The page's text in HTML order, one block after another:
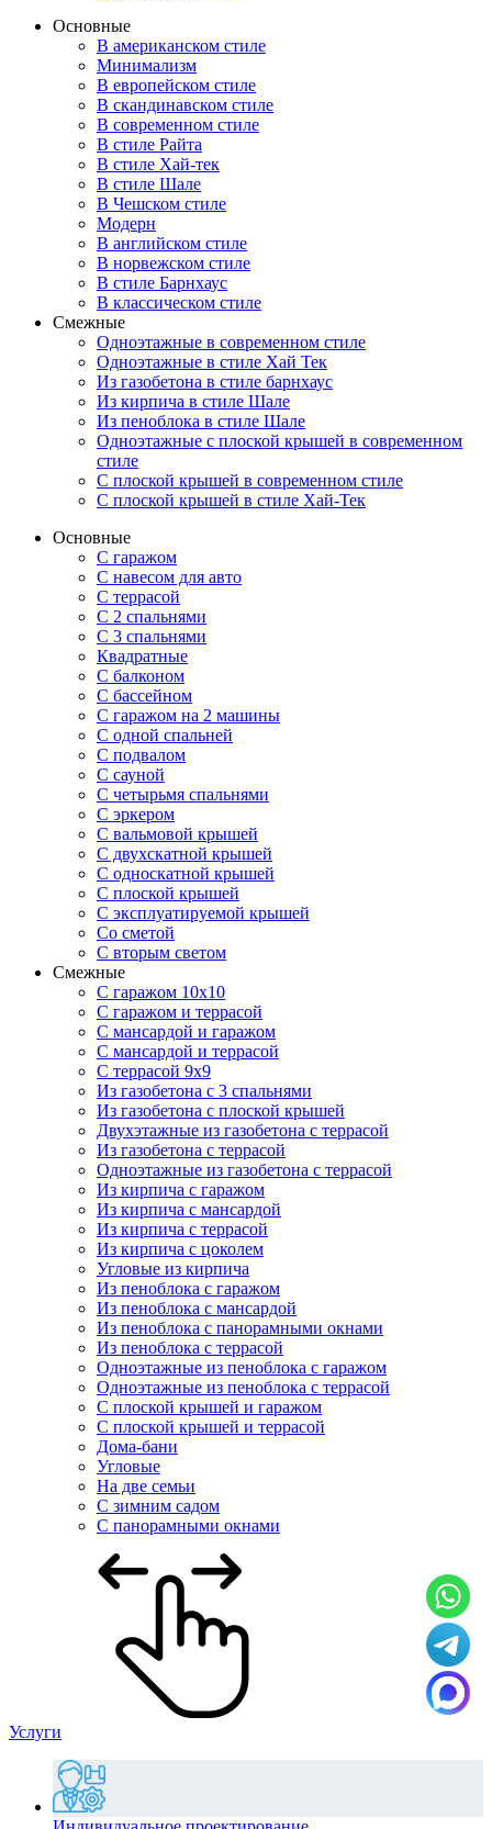
Основные
В американском стиле
Минимализм
В европейском стиле
В скандинавском стиле
В современном стиле
В стиле Райта
В стиле Хай-тек
В стиле Шале
В Чешском стиле
Модерн
В английском стиле
В норвежском стиле
В стиле Барнхаус
В классическом стиле
Смежные
Одноэтажные в современном стиле
Одноэтажные в стиле Хай Тек
Из газобетона в стиле барнхаус
Из кирпича в стиле Шале
Из пеноблока в стиле Шале
Одноэтажные с плоской крышей в современном
стиле
С плоской крышей в современном стиле
С плоской крышей в стиле Хай-Тек
Основные
С гаражом
С навесом для авто
С террасой
С 2 спальнями
С 3 спальнями
Квадратные
С балконом
С бассейном
С гаражом на 2 машины
С одной спальней
С подвалом
С сауной
С четырьмя спальнями
С эркером
С вальмовой крышей
С двухскатной крышей
С односкатной крышей
С плоской крышей
С эксплуатируемой крышей
Со сметой
С вторым светом
Смежные
С гаражом 10х10
С гаражом и террасой
С мансардой и гаражом
С мансардой и террасой
С террасой 9х9
Из газобетона с 3 спальнями
Из газобетона с плоской крышей
Двухэтажные из газобетона с террасой
Из газобетона с террасой
Одноэтажные из газобетона с террасой
Из кирпича с гаражом
Из кирпича с мансардой
Из кирпича с террасой
Из кирпича с цоколем
Угловые из кирпича
Из пеноблока с гаражом
Из пеноблока с мансардой
Из пеноблока с панорамными окнами
Из пеноблока с террасой
Одноэтажные из пеноблока с гаражом
Одноэтажные из пеноблока с террасой
С плоской крышей и гаражом
С плоской крышей и террасой
Дома-бани
Угловые
На две семьи
С зимним садом
С панорамными окнами
Услуги